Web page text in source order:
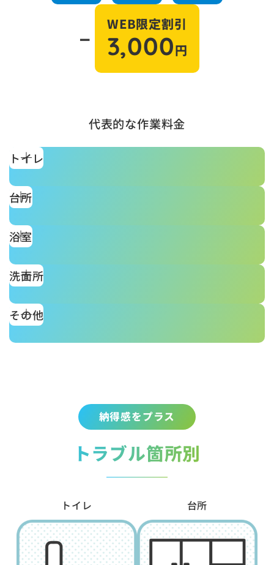
－
WEB限定割引
3,000円
代表的な作業料金
トイレ
台所
浴室
洗面所
その他
納得感をプラス
トラブル箇所別
トイレ 台所